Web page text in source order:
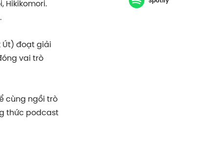
Hikikomori.
Út) đoạt giải
vai trò
cùng ngồi trò
thức podcast